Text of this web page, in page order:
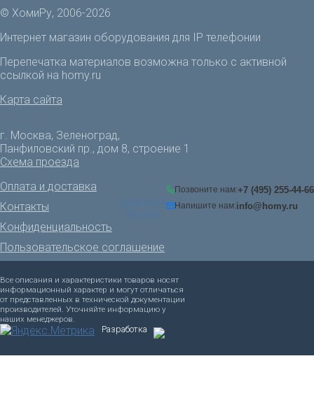
© ХомиРу, 2006-2026
Интернет магазин оборудования для IP телефонии
Перепечатка материалов возможна только с активной
ссылкой на homy.ru
Карта сайта
г. Москва, Зеленоград,
Панфиловский пр., дом 8, строение 1
Схема проезда
Оплата и доставка
Контакты
Конфиденциальность
Пользовательское соглашение
Позвоните нам:+7 (495) 255-44-66
Напишите нам:info@homy.ru
ОБРАТНЫЙ
ЗВОНОК
Все описания и характеристики товаров носят
информационный характер и могут отличаться
от представленных в технической документации
производителей. Уточняйте информацию у
наших менеджеров.
Разработка